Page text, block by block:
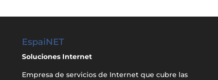
EspaiNET
Soluciones Internet
Empresa de servicios de Internet que cubre las